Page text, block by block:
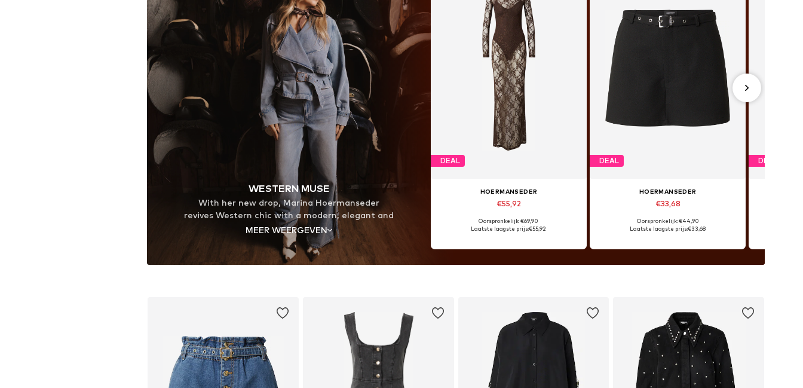
WESTERN MUSE
With her new drop, Marina Hoermanseder
revives Western chic with a modern, elegant and
subtle boho twist. Denim, flowing silhouettes
and iconic accessories create looks that embody
freedom and confidence. The Photos were taken
on a horse ranch, the setting perfectly
MEER WEERGEVEN
DEAL
HOERMANSEDER
€55,92
Oorspronkelijk: €69,90
Laatste laagste prijs:€55,92
DEAL
HOERMANSEDER
€33,68
Oorspronkelijk: €44,90
Laatste laagste prijs:€33,68
DEAL